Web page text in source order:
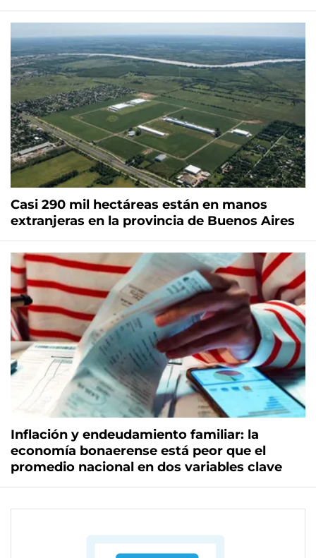
Casi 290 mil hectáreas están en manos
extranjeras en la provincia de Buenos Aires
Inflación y endeudamiento familiar: la
economía bonaerense está peor que el
promedio nacional en dos variables clave